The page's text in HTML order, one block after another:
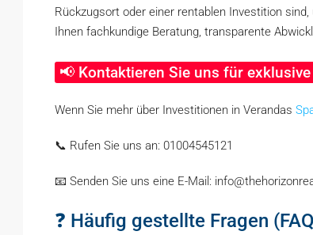
Rückzugsort oder einer rentablen Investition
Ihnen fachkundige Beratung, transparente
📢 Kontaktieren Sie uns für
Wenn Sie mehr über Investitionen in Verandas
📞 Rufen Sie uns an: 01004545121
📧 Senden Sie uns eine E-Mail:
❓ Häufig gestellte Fragen